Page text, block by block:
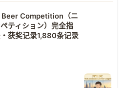
Competition（ニ
ティション）完全指
获奖记录1,880条记录